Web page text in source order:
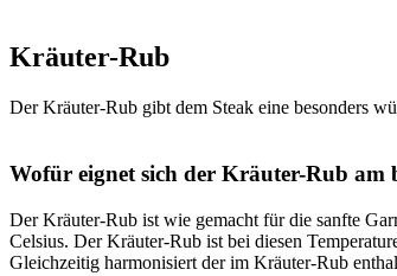
Kräuter-Rub
Der Kräuter-Rub gibt dem Steak eine besonders
Wofür eignet sich der Kräuter-Rub am
Der Kräuter-Rub ist wie gemacht für die sanfte
Celsius. Der Kräuter-Rub ist bei diesen
Gleichzeitig harmonisiert der im Kräuter-Rub